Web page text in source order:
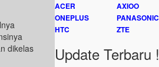
dikelas
ACER
AXIOO
ONEPLUS
PANASONIC
HTC
ZTE
Update Terbaru !